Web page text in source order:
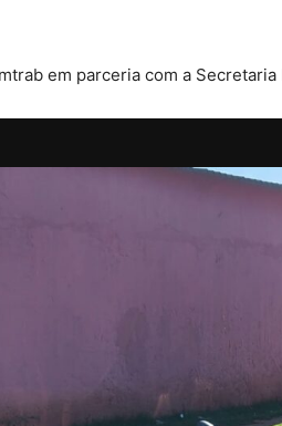
em parceria com a